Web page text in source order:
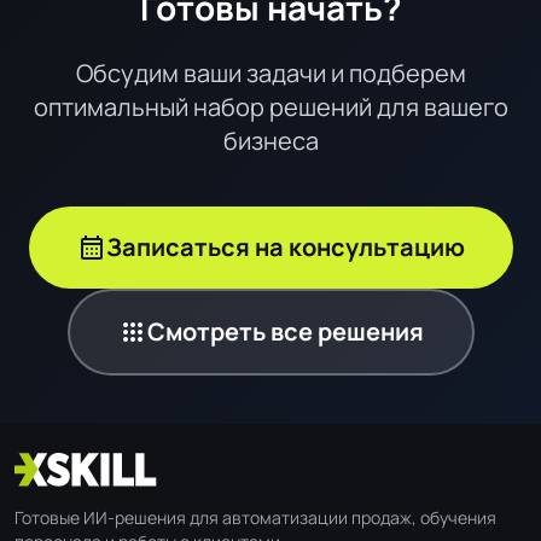
Обсудим ваши задачи и подберем
оптимальный набор решений для вашего
бизнеса
calendar_monthЗаписаться на консультацию
appsСмотреть все решения
Готовые ИИ-решения для автоматизации продаж, обучения